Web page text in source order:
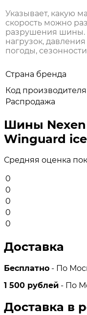
Указывает, какую
скорость можно
разрушения шины.
нагрузок,
погоды,
Страна бренда
Код производителя
Распродажа
Шины Nexen
Winguard
Средняя оценка
0
0
0
0
0
Доставка
Бесплатно - По
1 500 рублей - По
Доставка в